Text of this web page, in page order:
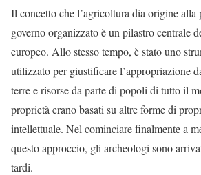
Il concetto che l’agricoltura dia origine alla
governo organizzato è un pilastro centrale
europeo. Allo stesso tempo, è stato uno
utilizzato per giustificare l’appropriazione
terre e risorse da parte di popoli di tutto il
proprietà erano basati su altre forme di
intellettuale. Nel cominciare finalmente a
questo approccio, gli archeologi sono
tardi.